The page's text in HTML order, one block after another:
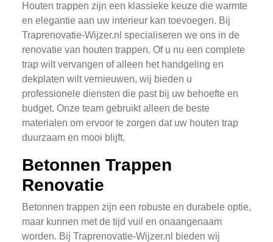
Houten trappen zijn een klassieke keuze die warmte
en elegantie aan uw interieur kan toevoegen. Bij
Traprenovatie-Wijzer.nl specialiseren we ons in de
renovatie van houten trappen. Of u nu een complete
trap wilt vervangen of alleen het handgeling en
dekplaten wilt vernieuwen, wij bieden u
professionele diensten die past bij uw behoefte en
budget. Onze team gebruikt alleen de beste
materialen om ervoor te zorgen dat uw houten trap
duurzaam en mooi blijft.
Betonnen Trappen
Renovatie
Betonnen trappen zijn een robuste en durabele optie,
maar kunnen met de tijd vuil en onaangenaam
worden. Bij Traprenovatie-Wijzer.nl bieden wij